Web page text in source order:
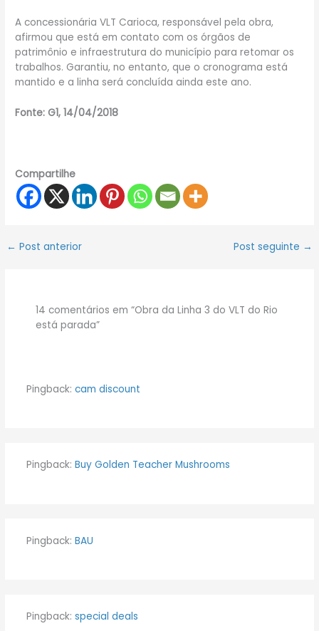
A concessionária VLT Carioca, responsável pela obra,
afirmou que está em contato com os órgãos de
patrimônio e infraestrutura do município para retomar os
trabalhos. Garantiu, no entanto, que o cronograma está
mantido e a linha será concluída ainda este ano.
Fonte: G1, 14/04/2018
Compartilhe
← Post anterior Post seguinte →
14 comentários em “Obra da Linha 3 do VLT do Rio
está parada”
Pingback: cam discount
Pingback: Buy Golden Teacher Mushrooms
Pingback: BAU
Pingback: special deals